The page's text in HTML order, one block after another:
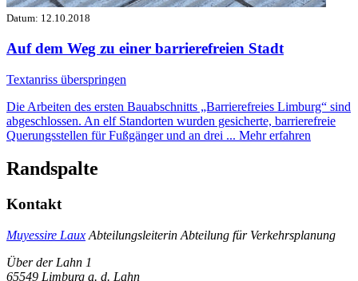
Datum: 12.10.2018
Auf dem Weg zu einer barrierefreien Stadt
Textanriss überspringen
Die Arbeiten des ersten Bauabschnitts „Barrierefreies Limburg“ sind
abgeschlossen. An elf Standorten wurden gesicherte, barrierefreie
Querungsstellen für Fußgänger und an drei ... Mehr erfahren
Randspalte
Kontakt
Muyessire Laux Abteilungsleiterin Abteilung für Verkehrsplanung
Über der Lahn 1
65549 Limburg a. d. Lahn